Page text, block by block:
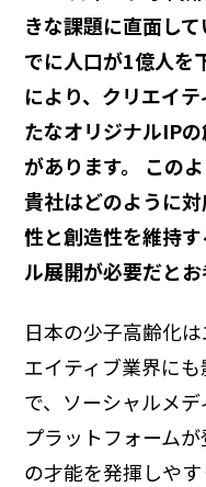
きな課題に直面し
でに人口が1億人を
により、クリエイ
たなオリジナルIP
があります。 この
貴社はどのように
性と創造性を維持
ル展開が必要だと
日本の少子高齢化
エイティブ業界に
で、ソーシャルメ
プラットフォーム
の才能を発揮しや